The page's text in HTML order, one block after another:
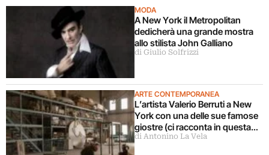
MODA
A New York il Metropolitan
dedicherà una grande mostra
allo stilista John Galliano
di Giulio Solfrizzi
ARTE CONTEMPORANEA
L’artista Valerio Berruti a New
York con una delle sue famose
giostre (ci racconta in questa
intervista)
di Antonino La Vela